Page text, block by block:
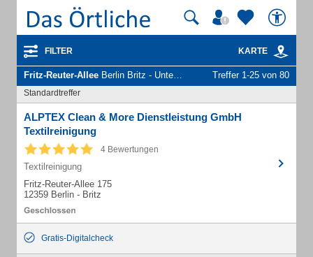
FILTER KARTE
Fritz-Reuter-Allee Berlin Britz - Unternehmen und Personen Treffer 1-25 von 80
Standardtreffer
ALPTEX Clean & More Dienstleistung GmbH
Textilreinigung
4 Bewertungen
Textilreinigung
Fritz-Reuter-Allee 175
12359 Berlin - Britz
Gratis-Digitalcheck